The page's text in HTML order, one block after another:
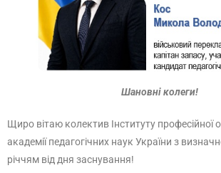
Шановні колеги!
Щиро вітаю колектив Інституту професійної
академії педагогічних наук України з
річчям від дня заснування!